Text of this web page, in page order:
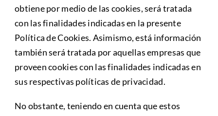
obtiene por medio de las cookies, será tratada
con las finalidades indicadas en la presente
Política de Cookies. Asimismo, está información
también será tratada por aquellas empresas que
proveen cookies con las finalidades indicadas en
sus respectivas políticas de privacidad.
No obstante, teniendo en cuenta que estos